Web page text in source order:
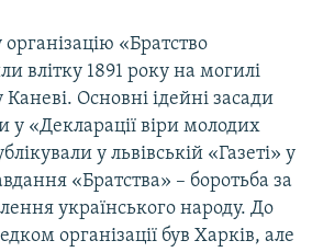
«Братство
влітку 1891 року на могилі
Основні ідейні засади
у «Декларації віри молодих
у львівській «Газеті» у
«Братства» – боротьба за
українського народу. До
організації був Харків, але